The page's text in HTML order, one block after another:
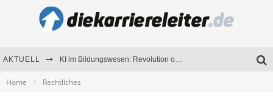
AKTUELL KI im Bildungswesen: Revolution oder Risiko für Schulen und Universitäten?
Home Rechtliches